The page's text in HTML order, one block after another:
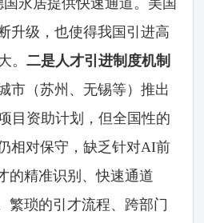
升级，也使得我国引进高
。二是人才引进制度机制
市（苏州、无锡等）推出
目资助计划，但全国性的
相对保守，缺乏针对AI前
的精准识别、快速通道
繁琐的引才流程、跨部门